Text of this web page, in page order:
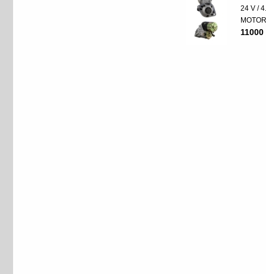
24 V /